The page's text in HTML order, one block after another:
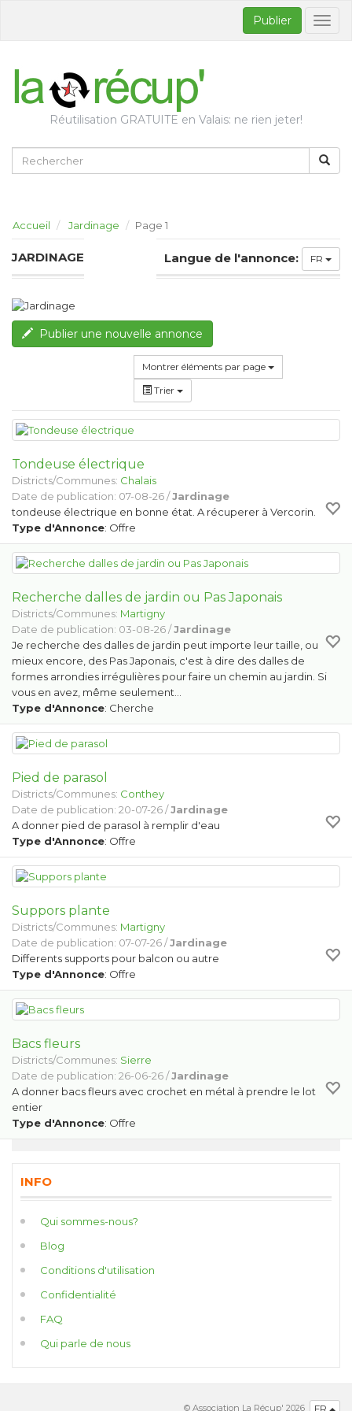
Publier
Réutilisation GRATUITE en Valais: ne rien jeter!
Accueil Jardinage Page 1
JARDINAGE Langue de l'annonce: FR
Publier une nouvelle annonce
Montrer éléments par page
Trier
Tondeuse électrique
Districts/Communes: Chalais
Date de publication: 07-08-26 /Jardinage
tondeuse électrique en bonne état. A récuperer à Vercorin.
Type d'Annonce: Offre
Recherche dalles de jardin ou Pas Japonais
Districts/Communes: Martigny
Date de publication: 03-08-26 /Jardinage
Je recherche des dalles de jardin peut importe leur taille, ou
mieux encore, des Pas Japonais, c'est à dire des dalles de
formes arrondies irrégulières pour faire un chemin au jardin. Si
vous en avez, même seulement…
Type d'Annonce: Cherche
Pied de parasol
Districts/Communes: Conthey
Date de publication: 20-07-26 /Jardinage
A donner pied de parasol à remplir d'eau
Type d'Annonce: Offre
Suppors plante
Districts/Communes: Martigny
Date de publication: 07-07-26 /Jardinage
Differents supports pour balcon ou autre
Type d'Annonce: Offre
Bacs fleurs
Districts/Communes: Sierre
Date de publication: 26-06-26 /Jardinage
A donner bacs fleurs avec crochet en métal à prendre le lot
entier
Type d'Annonce: Offre
INFO
Qui sommes-nous?
Blog
Conditions d'utilisation
Confidentialité
FAQ
Qui parle de nous
FR
© Association La Récup' 2026